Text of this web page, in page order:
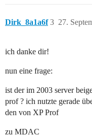
Dirk_8a1a6f 27.
3
ich danke dir!
nun eine frage:
ist der im 2003 server
prof ? ich nutzte gerade
den von XP Prof
zu MDAC